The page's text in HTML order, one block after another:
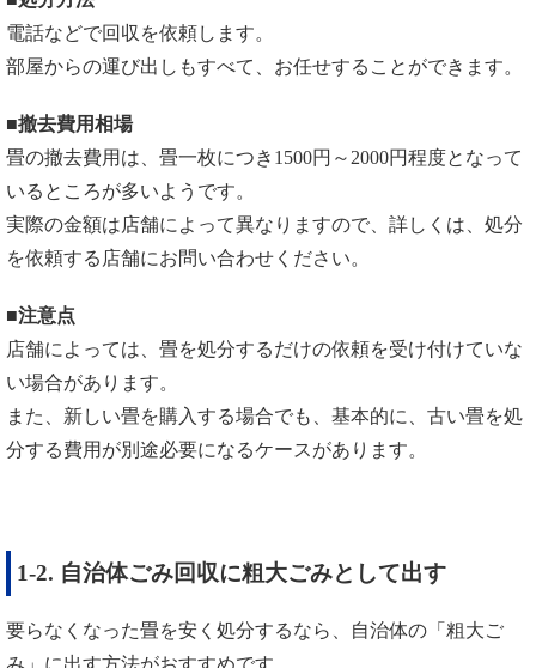
電話などで回収を依頼します。
部屋からの運び出しもすべて、お任せすることができます。
■撤去費用相場
畳の撤去費用は、畳一枚につき1500円～2000円程度となって
いるところが多いようです。
実際の金額は店舗によって異なりますので、詳しくは、処分
を依頼する店舗にお問い合わせください。
■注意点
店舗によっては、畳を処分するだけの依頼を受け付けていな
い場合があります。
また、新しい畳を購入する場合でも、基本的に、古い畳を処
分する費用が別途必要になるケースがあります。
1-2. 自治体ごみ回収に粗大ごみとして出す
要らなくなった畳を安く処分するなら、自治体の「粗大ご
み」に出す方法がおすすめです。